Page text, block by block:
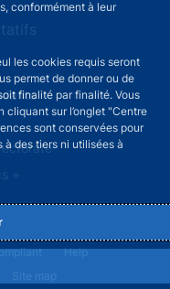
conformément à leur
les cookies requis seront
permet de donner ou de
finalité par finalité. Vous
sur l’onglet "Centre
sont conservées pour
à des tiers ni utilisées à
+
Help
Site map